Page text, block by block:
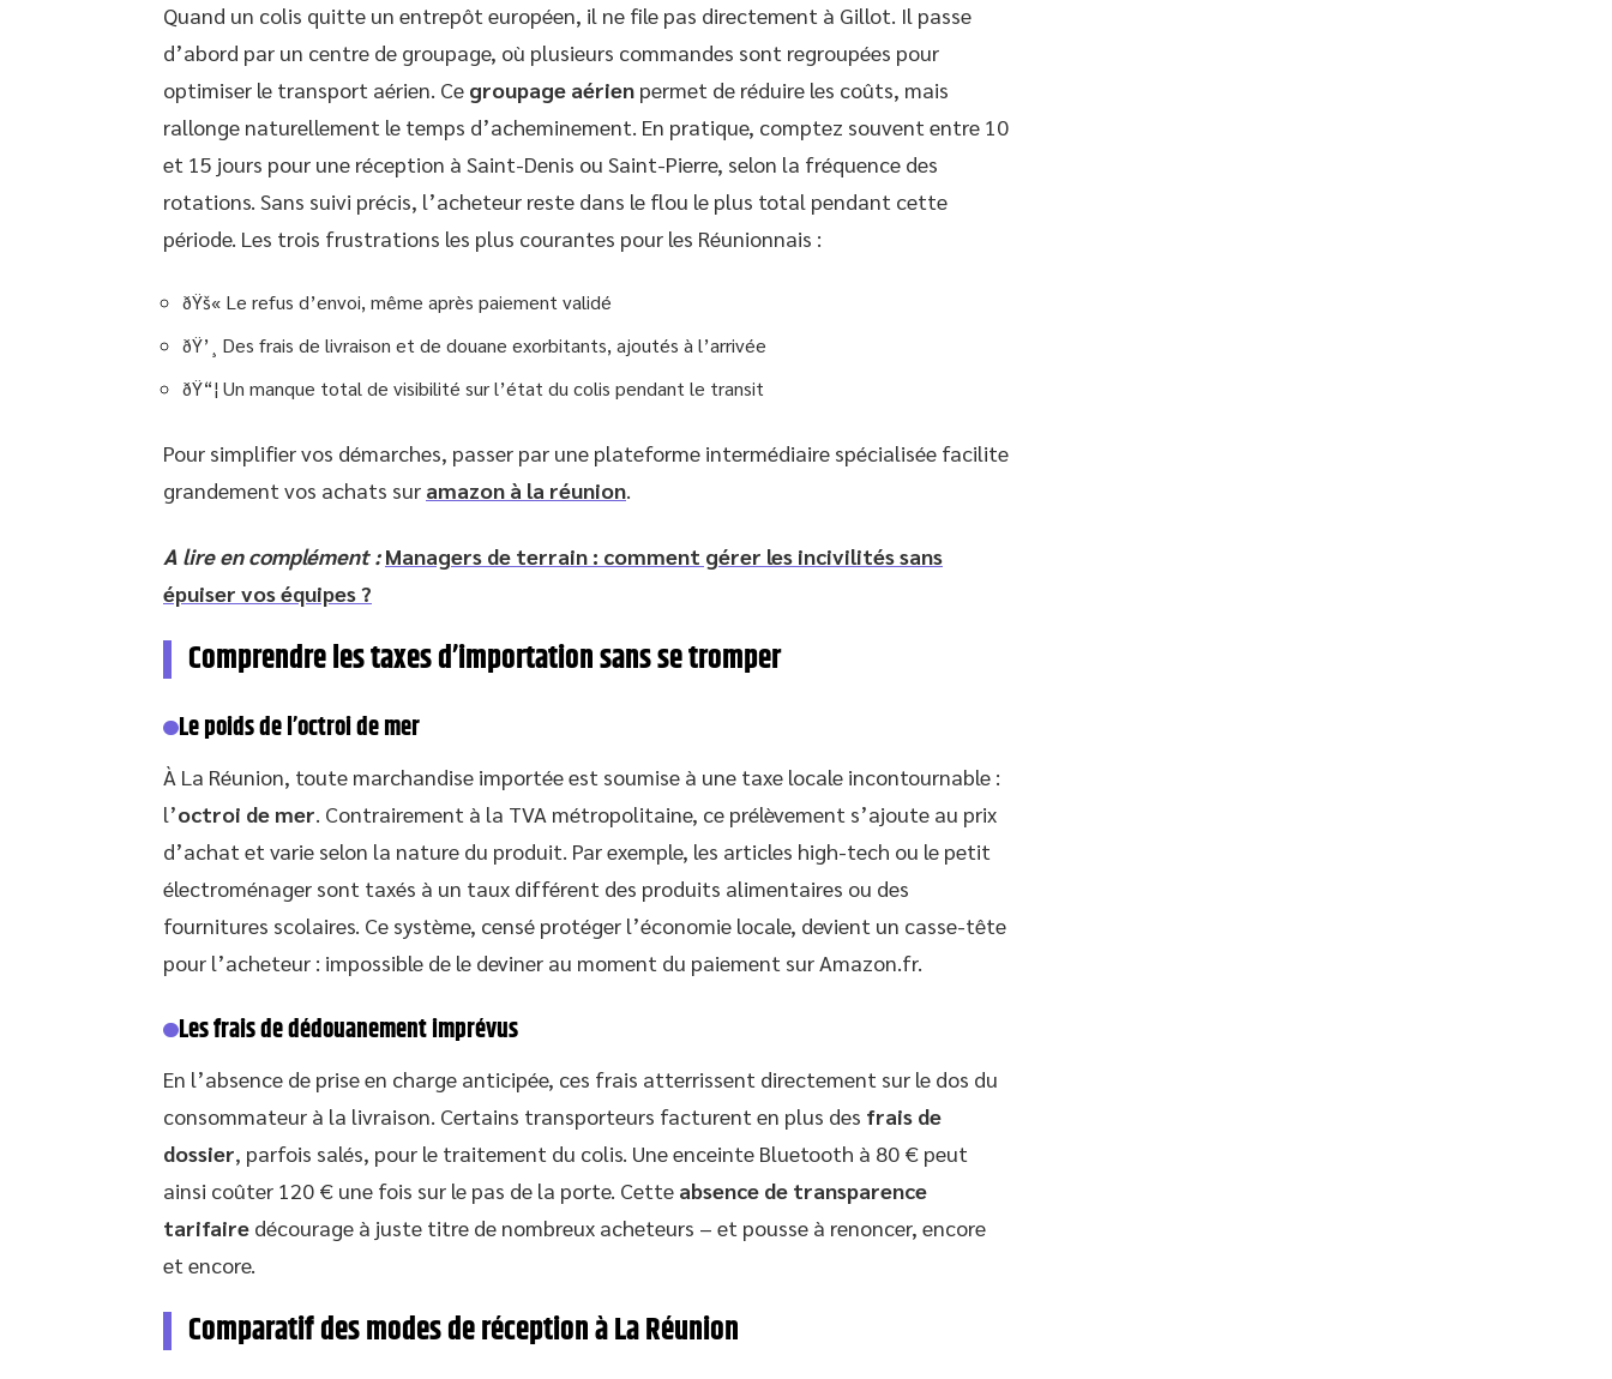
Quand un colis quitte un entrepôt européen, il ne file pas directement à Gillot. Il passe
d’abord par un centre de groupage, où plusieurs commandes sont regroupées pour
optimiser le transport aérien. Ce groupage aérien permet de réduire les coûts, mais
rallonge naturellement le temps d’acheminement. En pratique, comptez souvent entre 10
et 15 jours pour une réception à Saint-Denis ou Saint-Pierre, selon la fréquence des
rotations. Sans suivi précis, l’acheteur reste dans le flou le plus total pendant cette
période. Les trois frustrations les plus courantes pour les Réunionnais :
ðŸš« Le refus d’envoi, même après paiement validé
ðŸ’¸ Des frais de livraison et de douane exorbitants, ajoutés à l’arrivée
ðŸ“¦ Un manque total de visibilité sur l’état du colis pendant le transit
Pour simplifier vos démarches, passer par une plateforme intermédiaire spécialisée facilite
grandement vos achats sur amazon à la réunion.
A lire en complément : Managers de terrain : comment gérer les incivilités sans
épuiser vos équipes ?
Comprendre les taxes d’importation sans se tromper
Le poids de l’octroi de mer
À La Réunion, toute marchandise importée est soumise à une taxe locale incontournable :
l’octroi de mer. Contrairement à la TVA métropolitaine, ce prélèvement s’ajoute au prix
d’achat et varie selon la nature du produit. Par exemple, les articles high-tech ou le petit
électroménager sont taxés à un taux différent des produits alimentaires ou des
fournitures scolaires. Ce système, censé protéger l’économie locale, devient un casse-tête
pour l’acheteur : impossible de le deviner au moment du paiement sur Amazon.fr.
Les frais de dédouanement imprévus
En l’absence de prise en charge anticipée, ces frais atterrissent directement sur le dos du
consommateur à la livraison. Certains transporteurs facturent en plus des frais de
dossier, parfois salés, pour le traitement du colis. Une enceinte Bluetooth à 80 € peut
ainsi coûter 120 € une fois sur le pas de la porte. Cette absence de transparence
tarifaire décourage à juste titre de nombreux acheteurs – et pousse à renoncer, encore
et encore.
Comparatif des modes de réception à La Réunion